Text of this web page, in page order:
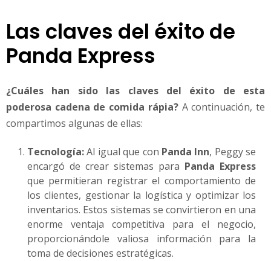
Las claves del éxito de
Panda Express
¿Cuáles han sido las claves del éxito de esta
poderosa cadena de comida rápia?A continuación, te
compartimos algunas de ellas:
Tecnología:Al igual que con Panda Inn, Peggy se
encargó de crear sistemas para Panda Express
que permitieran registrar el comportamiento de
los clientes, gestionar la logística y optimizar los
inventarios. Estos sistemas se convirtieron en una
enorme ventaja competitiva para el negocio,
proporcionándole valiosa información para la
toma de decisiones estratégicas.